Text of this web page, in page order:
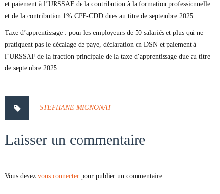
et paiement à l’URSSAF de la contribution à la formation professionnelle
et de la contribution 1% CPF-CDD dues au titre de septembre 2025
Taxe d’apprentissage : pour les employeurs de 50 salariés et plus qui ne
pratiquent pas le décalage de paye, déclaration en DSN et paiement à
l’URSSAF de la fraction principale de la taxe d’apprentissage due au titre
de septembre 2025
STEPHANE MIGNONAT
Laisser un commentaire
Vous devez vous connecter pour publier un commentaire.